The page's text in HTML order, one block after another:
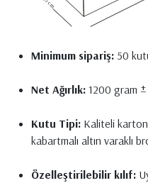
Minimum sipariş: 50
Net Ağırlık: 1200 gram
Kutu Tipi: Kaliteli
kabartmalı altın varaklı
Özelleştirilebilir kılıf: